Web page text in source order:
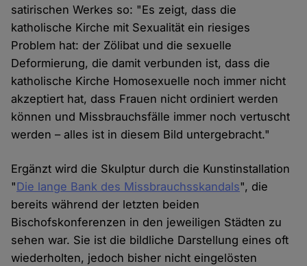
satirischen Werkes so: "Es zeigt, dass die
katholische Kirche mit Sexualität ein riesiges
Problem hat: der Zölibat und die sexuelle
Deformierung, die damit verbunden ist, dass die
katholische Kirche Homosexuelle noch immer nicht
akzeptiert hat, dass Frauen nicht ordiniert werden
können und Missbrauchsfälle immer noch vertuscht
werden – alles ist in diesem Bild untergebracht."
Ergänzt wird die Skulptur durch die Kunstinstallation
"Die lange Bank des Missbrauchsskandals", die
bereits während der letzten beiden
Bischofskonferenzen in den jeweiligen Städten zu
sehen war. Sie ist die bildliche Darstellung eines oft
wiederholten, jedoch bisher nicht eingelösten